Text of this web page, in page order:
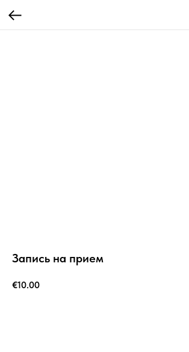
Запись на прием
€10.00